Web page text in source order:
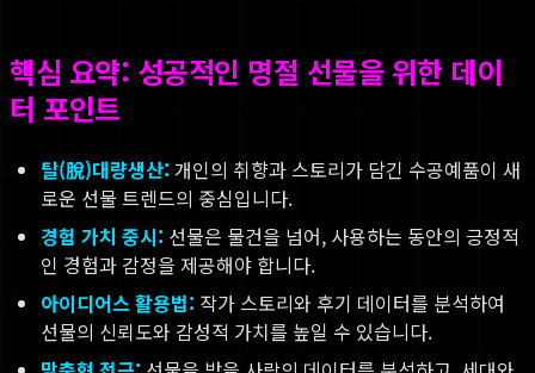
핵심 요약: 성공적인 명절 선물을 위한 데이
터 포인트
탈(脫)대량생산: 개인의 취향과 스토리가 담긴 수공예품이 새
로운 선물 트렌드의 중심입니다.
경험 가치 중시: 선물은 물건을 넘어, 사용하는 동안의 긍정적
인 경험과 감정을 제공해야 합니다.
아이디어스 활용법: 작가 스토리와 후기 데이터를 분석하여
선물의 신뢰도와 감성적 가치를 높일 수 있습니다.